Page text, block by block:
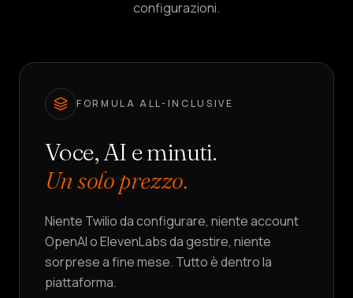
siamo
partner
CREA
UN
AGENTE
configurazioni.
FORMULA ALL-INCLUSIVE
Voce, AI e minuti.
Un solo prezzo.
Niente Twilio da configurare, niente account
OpenAI o ElevenLabs da gestire, niente
sorprese a fine mese. Tutto è dentro la
piattaforma.